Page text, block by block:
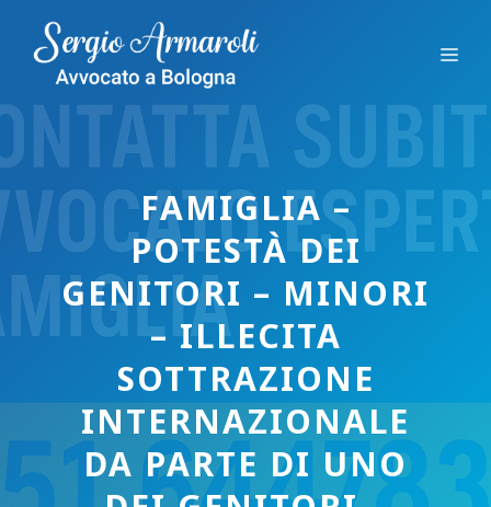
contenuto
FAMIGLIA –
POTESTÀ DEI
GENITORI – MINORI
– ILLECITA
SOTTRAZIONE
INTERNAZIONALE
DA PARTE DI UNO